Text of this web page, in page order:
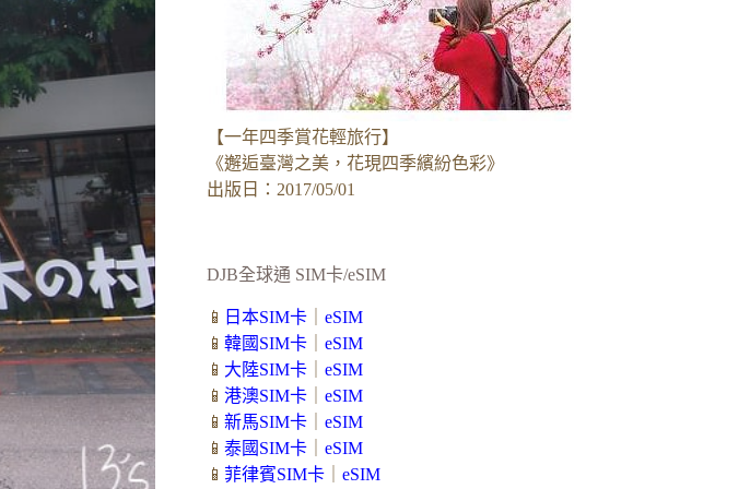
【一年四季賞花輕旅行】
《邂逅臺灣之美，花現四季繽紛色彩》
出版日：2017/05/01
DJB全球通 SIM卡/eSIM
📱 日本SIM卡｜ eSIM
📱 韓國SIM卡｜ eSIM
📱 大陸SIM卡｜ eSIM
📱 港澳SIM卡｜ eSIM
📱 新馬SIM卡｜ eSIM
📱 泰國SIM卡｜ eSIM
📱 菲律賓SIM卡｜ eSIM